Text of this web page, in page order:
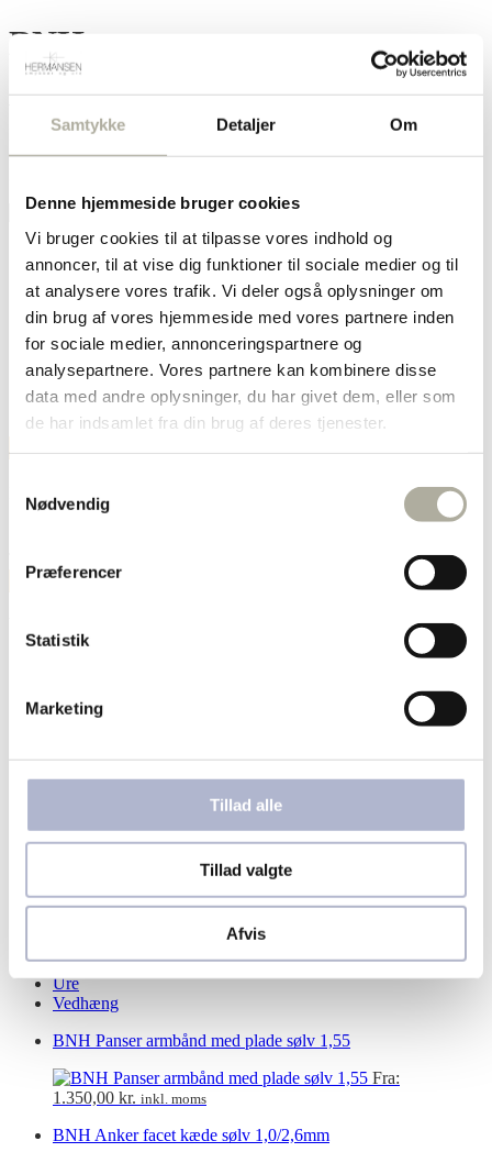
Samtykke Detaljer Om
Denne hjemmeside bruger cookies
Vi bruger cookies til at tilpasse vores indhold og
annoncer, til at vise dig funktioner til sociale medier og til
at analysere vores trafik. Vi deler også oplysninger om
din brug af vores hjemmeside med vores partnere inden
for sociale medier, annonceringspartnere og
analysepartnere. Vores partnere kan kombinere disse
data med andre oplysninger, du har givet dem, eller som
de har indsamlet fra din brug af deres tjenester.
Nødvendig
Præferencer
Statistik
Marketing
Tillad alle
Tillad valgte
Afvis
BNH
Shop/Fabrikanter/BNH
Fabrikant:
Postadresse:
1
2
3
4
…
9
10
→
Diamant
Forgyldt Hvidguld
Kors
Ørekæde
Ringe
Bogstav vedhæng
Brands
Broche
Herresmykker
Øreringe
Smukt Brugt
Ure
Vedhæng
BNH Panser armbånd med plade sølv 1,55
Fra:
1.350,00 kr. inkl. moms
BNH Anker facet kæde sølv 1,0/2,6mm